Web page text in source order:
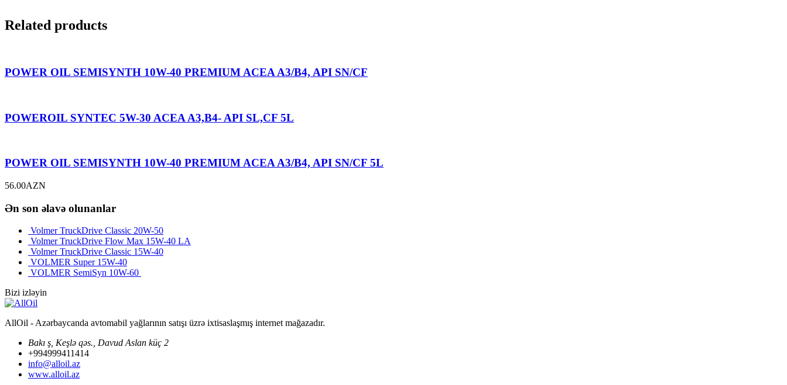
Related products
POWER OIL SEMISYNTH 10W-40 PREMIUM ACEA A3/B4, API SN/CF
POWEROIL SYNTEC 5W-30 ACEA A3,B4- API SL,CF 5L
POWER OIL SEMISYNTH 10W-40 PREMIUM ACEA A3/B4, API SN/CF 5L
56.00AZN
Ən son əlavə olunanlar
Volmer TruckDrive Classic 20W-50
Volmer TruckDrive Flow Max 15W-40 LA
Volmer TruckDrive Classic 15W-40
VOLMER Super 15W-40
VOLMER SemiSyn 10W-60
Bizi izləyin
AllOil - Azərbaycanda avtomabil yağlarının satışı üzrə ixtisaslaşmış internet mağazadır.
Bakı ş, Keşlə qəs., Davud Aslan küç 2
+994999411414
info@alloil.az
www.alloil.az